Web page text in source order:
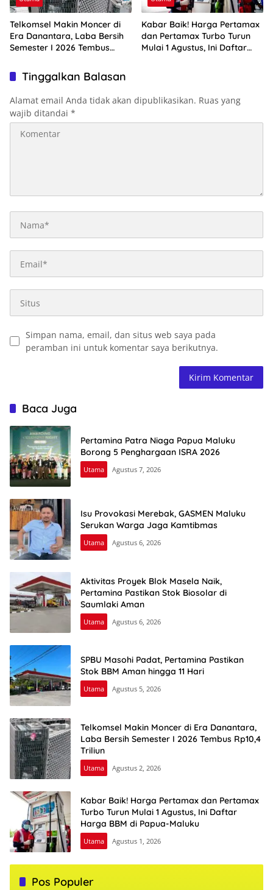
Telkomsel Makin Moncer di
Era Danantara, Laba Bersih
Semester I 2026 Tembus
Kabar Baik! Harga Pertamax
dan Pertamax Turbo Turun
Mulai 1 Agustus, Ini Daftar
Tinggalkan Balasan
Alamat email Anda tidak akan dipublikasikan. Ruas yang
wajib ditandai *
Simpan nama, email, dan situs web saya pada
peramban ini untuk komentar saya berikutnya.
Baca Juga
Pertamina Patra Niaga Papua Maluku
Borong 5 Penghargaan ISRA 2026
Utama Agustus 7, 2026
Isu Provokasi Merebak, GASMEN Maluku
Serukan Warga Jaga Kamtibmas
Utama Agustus 6, 2026
Aktivitas Proyek Blok Masela Naik,
Pertamina Pastikan Stok Biosolar di
Saumlaki Aman
Utama Agustus 6, 2026
SPBU Masohi Padat, Pertamina Pastikan
Stok BBM Aman hingga 11 Hari
Utama Agustus 5, 2026
Telkomsel Makin Moncer di Era Danantara,
Laba Bersih Semester I 2026 Tembus Rp10,4
Triliun
Utama Agustus 2, 2026
Kabar Baik! Harga Pertamax dan Pertamax
Turbo Turun Mulai 1 Agustus, Ini Daftar
Harga BBM di Papua-Maluku
Utama Agustus 1, 2026
Pos Populer